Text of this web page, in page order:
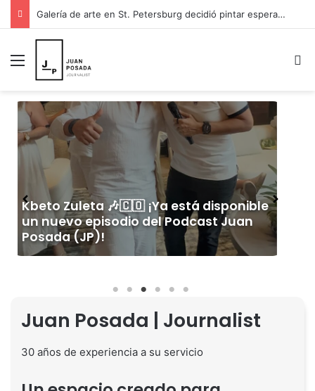
Galería de arte en St. Petersburg decidió pintar esperanza para Venezuela y donar sus ingresos a los damnificados
Menú
🎙️ WILFRAN CASTILLO ¡YA DISPONIBLE EN
EL PODCAST JUAN POSADA (JP)! 🎙️
Juan Posada | Journalist
30 años de experiencia a su servicio